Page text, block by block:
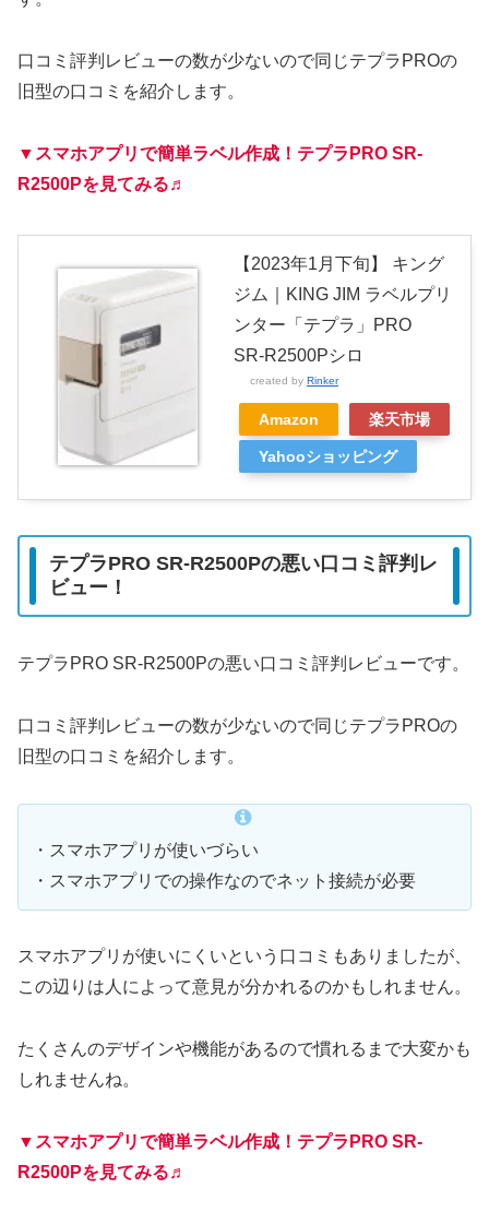
口コミ評判レビューの数が少ないので同じテプラPROの
旧型の口コミを紹介します。
▼スマホアプリで簡単ラベル作成！テプラPRO SR-
R2500Pを見てみる♬
【2023年1月下旬】 キング
ジム｜KING JIM ラベルプリ
ンター「テプラ」PRO
SR-R2500Pシロ
created by Rinker
Amazon 楽天市場
Yahooショッピング
テプラPRO SR-R2500Pの悪い口コミ評判レ
ビュー！
テプラPRO SR-R2500Pの悪い口コミ評判レビューです。
口コミ評判レビューの数が少ないので同じテプラPROの
旧型の口コミを紹介します。
・スマホアプリが使いづらい
・スマホアプリでの操作なのでネット接続が必要
スマホアプリが使いにくいという口コミもありましたが、
この辺りは人によって意見が分かれるのかもしれません。
たくさんのデザインや機能があるので慣れるまで大変かも
しれませんね。
▼スマホアプリで簡単ラベル作成！テプラPRO SR-
R2500Pを見てみる♬